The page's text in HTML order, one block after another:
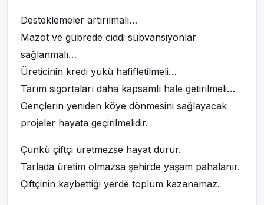
Desteklemeler artırılmalı…
Mazot ve gübrede ciddi sübvansiyonlar
sağlanmalı…
Üreticinin kredi yükü hafifletilmeli…
Tarım sigortaları daha kapsamlı hale getirilmeli…
Gençlerin yeniden köye dönmesini sağlayacak
projeler hayata geçirilmelidir.
Çünkü çiftçi üretmezse hayat durur.
Tarlada üretim olmazsa şehirde yaşam pahalanır.
Çiftçinin kaybettiği yerde toplum kazanamaz.